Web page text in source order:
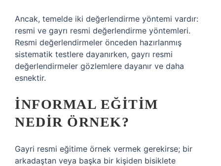
Ancak, temelde iki değerlendirme yöntemi vardır:
resmi ve gayrı resmi değerlendirme yöntemleri.
Resmi değerlendirmeler önceden hazırlanmış
sistematik testlere dayanırken, gayrı resmi
değerlendirmeler gözlemlere dayanır ve daha
esnektir.
İNFORMAL EĞITIM
NEDIR ÖRNEK?
Gayri resmi eğitime örnek vermek gerekirse; bir
arkadaştan veya başka bir kişiden bisiklete